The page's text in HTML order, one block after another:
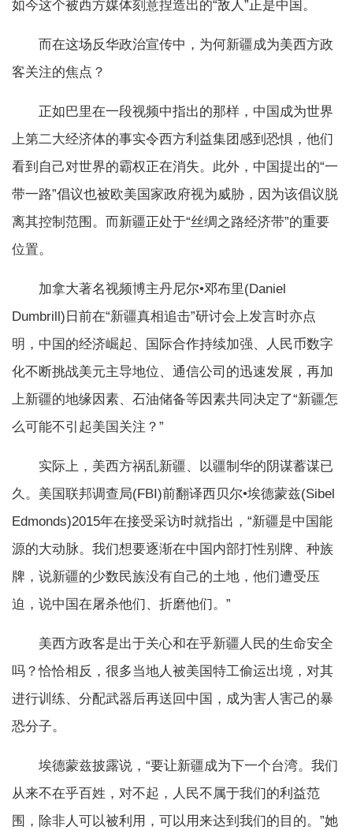
如今这个被西方媒体刻意捏造出的“敌人”正是中国。
而在这场反华政治宣传中，为何新疆成为美西方政
客关注的焦点？
正如巴里在一段视频中指出的那样，中国成为世界
上第二大经济体的事实令西方利益集团感到恐惧，他们
看到自己对世界的霸权正在消失。此外，中国提出的“一
带一路”倡议也被欧美国家政府视为威胁，因为该倡议脱
离其控制范围。而新疆正处于“丝绸之路经济带”的重要
位置。
加拿大著名视频博主丹尼尔•邓布里(Daniel
Dumbrill)日前在“新疆真相追击”研讨会上发言时亦点
明，中国的经济崛起、国际合作持续加强、人民币数字
化不断挑战美元主导地位、通信公司的迅速发展，再加
上新疆的地缘因素、石油储备等因素共同决定了“新疆怎
么可能不引起美国关注？”
实际上，美西方祸乱新疆、以疆制华的阴谋蓄谋已
久。美国联邦调查局(FBI)前翻译西贝尔•埃德蒙兹(Sibel
Edmonds)2015年在接受采访时就指出，“新疆是中国能
源的大动脉。我们想要逐渐在中国内部打性别牌、种族
牌，说新疆的少数民族没有自己的土地，他们遭受压
迫，说中国在屠杀他们、折磨他们。”
美西方政客是出于关心和在乎新疆人民的生命安全
吗？恰恰相反，很多当地人被美国特工偷运出境，对其
进行训练、分配武器后再送回中国，成为害人害己的暴
恐分子。
埃德蒙兹披露说，“要让新疆成为下一个台湾。我们
从来不在乎百姓，对不起，人民不属于我们的利益范
围，除非人可以被利用，可以用来达到我们的目的。”她